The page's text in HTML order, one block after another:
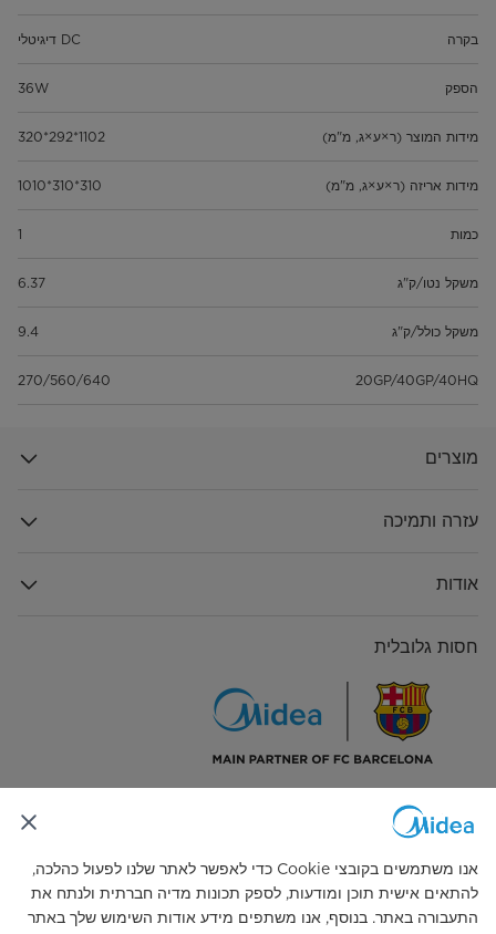
בקרה DC דיגיטלי
הספק 36W
מידות המוצר (ר×ע×ג, מ"מ) 1102*292*320
מידות אריזה (ר×ע×ג, מ"מ) 310*310*1010
כמות 1
משקל נטו/ק"ג 6.37
משקל כולל/ק"ג 9.4
20GP/40GP/40HQ
270/560/640
מוצרים
עזרה ותמיכה
אודות
חסות גלובלית
התחבר אלינו
אנו משתמשים בקובצי Cookie כדי לאפשר לאתר שלנו לפעול כהלכה,
להתאים אישית תוכן ומודעות, לספק תכונות מדיה חברתית ולנתח את
התעבורה באתר. בנוסף, אנו משתפים מידע אודות השימוש שלך באתר